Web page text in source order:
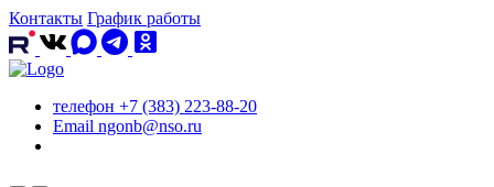
Контакты График работы
телефон +7 (383) 223-88-20
Email ngonb@nso.ru